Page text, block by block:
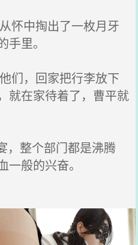
怀中掏出了一枚月牙
里。
们，回家把行李放下
就在家待着了，曹平就
，整个部门都是沸腾
般的兴奋。